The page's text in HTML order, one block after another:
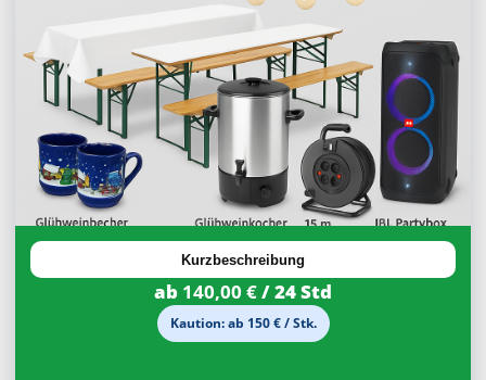
Kurzbeschreibung
ab 140,00 €/ 24 Std
Kaution: ab 150 € / Stk.